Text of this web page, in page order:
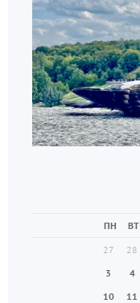
ПН ВТ
27
28
3
4
10
11